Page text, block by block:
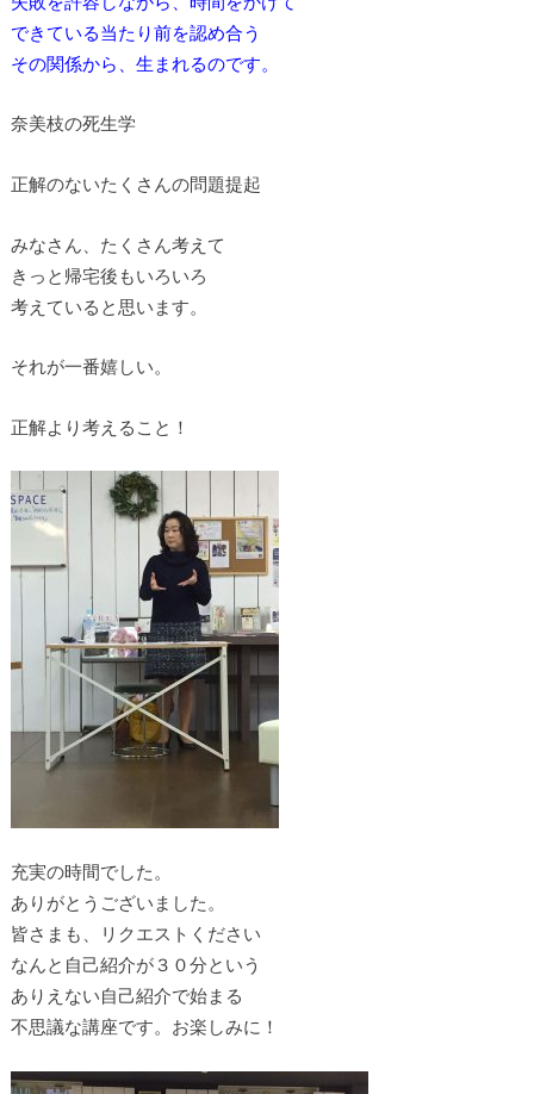
できている当たり前を認め合う
その関係から、生まれるのです。
奈美枝の死生学
正解のないたくさんの問題提起
みなさん、たくさん考えて
きっと帰宅後もいろいろ
考えていると思います。
それが一番嬉しい。
正解より考えること！
充実の時間でした。
ありがとうございました。
皆さまも、リクエストください
なんと自己紹介が３０分という
ありえない自己紹介で始まる
不思議な講座です。お楽しみに！